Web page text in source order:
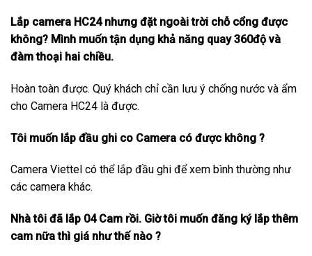
Lắp camera HC24 nhưng đặt ngoài trời chỗ cổng được
không? Mình muốn tận dụng khả năng quay 360độ và
đàm thoại hai chiều.
Hoàn toàn được. Quý khách chỉ cần lưu ý chống nước và ẩm
cho Camera HC24 là được.
Tôi muốn lắp đầu ghi co Camera có được không ?
Camera Viettel có thể lắp đầu ghi để xem bình thường như
các camera khác.
Nhà tôi đã lắp 04 Cam rồi. Giờ tôi muốn đăng ký lắp thêm
cam nữa thì giá như thế nào ?